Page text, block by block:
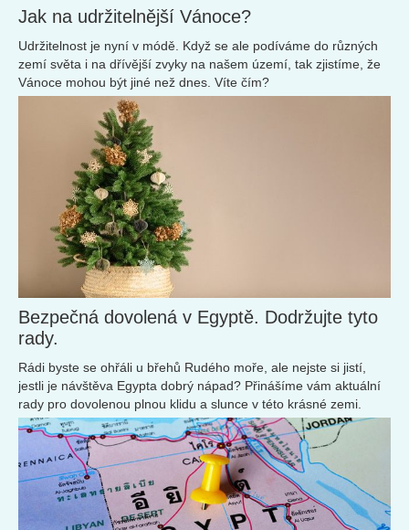
Jak na udržitelnější Vánoce?
Udržitelnost je nyní v módě. Když se ale podíváme do různých
zemí světa i na dřívější zvyky na našem území, tak zjistíme, že
Vánoce mohou být jiné než dnes. Víte čím?
Bezpečná dovolená v Egyptě. Dodržujte tyto
rady.
Rádi byste se ohřáli u břehů Rudého moře, ale nejste si jistí,
jestli je návštěva Egypta dobrý nápad? Přinášíme vám aktuální
rady pro dovolenou plnou klidu a slunce v této krásné zemi.